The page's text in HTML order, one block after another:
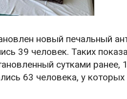
новый печальный
39 человек. Таких
сутками
63 человека, у